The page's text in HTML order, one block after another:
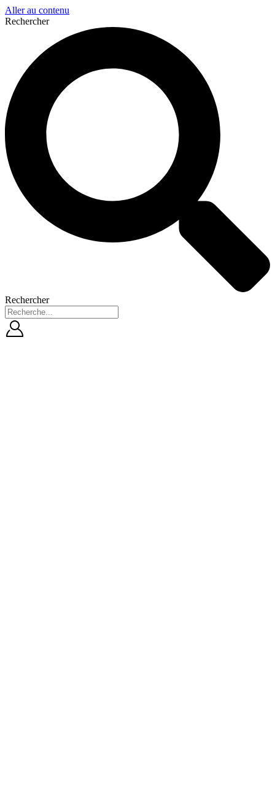
Aller au contenu
Rechercher
Rechercher